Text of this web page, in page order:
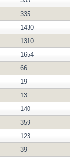
335
1430
1310
1654
66
19
13
140
359
123
39